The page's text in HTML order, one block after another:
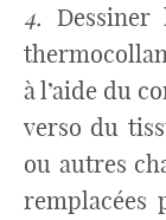
4.
à l’aide du
verso du
ou autres
remplacées